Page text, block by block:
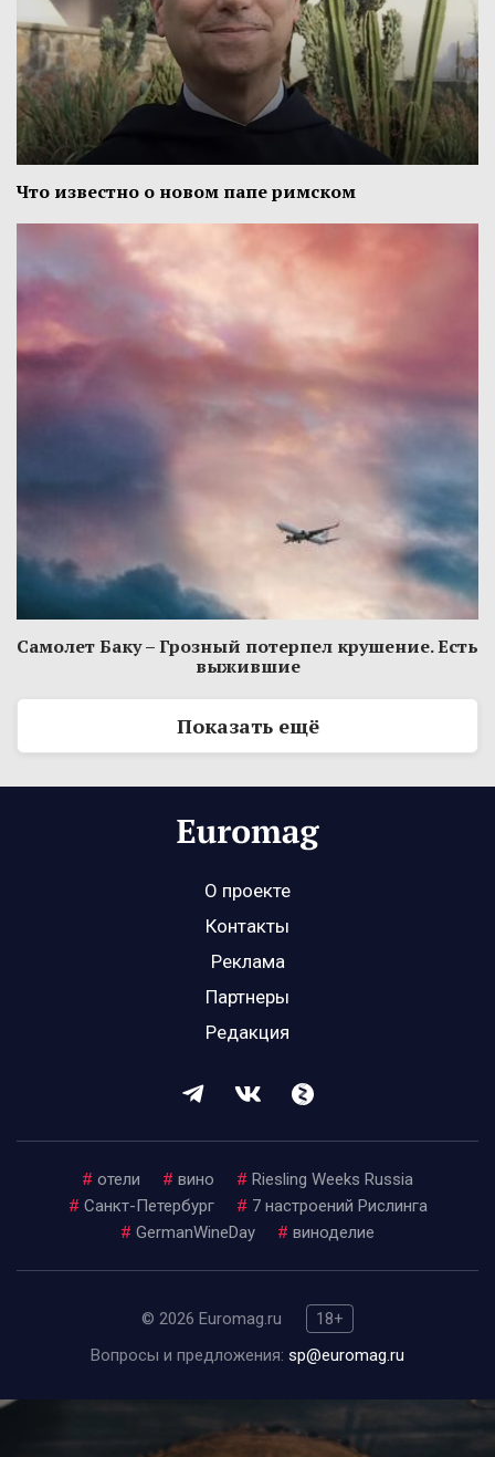
Что известно о новом папе римском
Самолет Баку – Грозный потерпел крушение. Есть
выжившие
Показать ещё
О проекте
Контакты
Реклама
Партнеры
Редакция
# отели # вино # Riesling Weeks Russia
# Санкт-Петербург # 7 настроений Рислинга
# GermanWineDay # виноделие
© 2026 Euromag.ru
18+
Вопросы и предложения: sp@euromag.ru